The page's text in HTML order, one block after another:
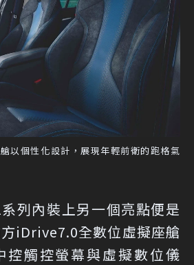
以個性化設計，展現年輕前衛的跑格氣
列內裝上另一個亮點便是
iDrive7.0全數位虛擬座艙
控觸控螢幕與虛擬數位儀